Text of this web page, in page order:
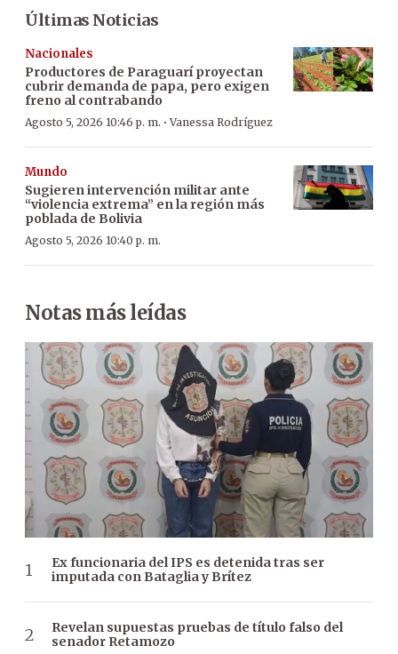
Últimas Noticias
Nacionales
Productores de Paraguarí proyectan
cubrir demanda de papa, pero exigen
freno al contrabando
Agosto 5, 2026 10:46 p. m. ·Vanessa Rodríguez
Mundo
Sugieren intervención militar ante
“violencia extrema” en la región más
poblada de Bolivia
Agosto 5, 2026 10:40 p. m.
Notas más leídas
Ex funcionaria del IPS es detenida tras ser
imputada con Bataglia y Brítez
Revelan supuestas pruebas de título falso del
senador Retamozo